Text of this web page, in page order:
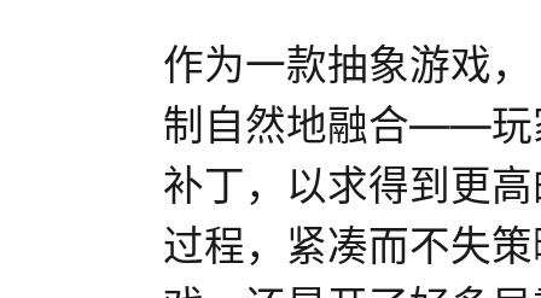
作为一款抽象游戏
制自然地融合——玩
补丁，以求得到更
过程，紧凑而不失